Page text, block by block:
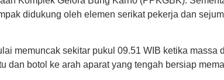
didukung oleh elemen serikat pekerja dan
memuncak sekitar pukul 09.51 WIB ketika
dan botol ke arah aparat yang tengah bersiap